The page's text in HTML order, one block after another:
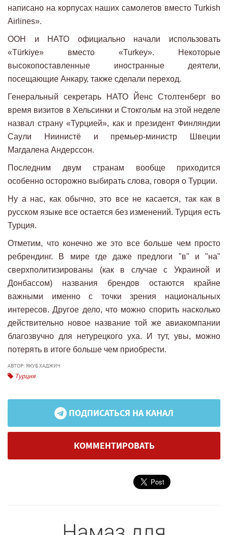
написано на корпусах наших самолетов вместо Turkish
Airlines».
ООН и НАТО официально начали использовать
«Türkiye» вместо «Turkey». Некоторые
высокопоставленные иностранные деятели,
посещающие Анкару, также сделали переход.
Генеральный секретарь НАТО Йенс Столтенберг во
время визитов в Хельсинки и Стокгольм на этой неделе
назвал страну «Турцией», как и президент Финляндии
Саули Ниинистё и премьер-министр Швеции
Магдалена Андерссон.
Последним двум странам вообще приходится
особенно осторожно выбирать слова, говоря о Турции.
Ну а нас, как обычно, это все не касается, так как в
русском языке все остается без изменений. Турция есть
Турция.
Отметим, что конечно же это все больше чем просто
ребрендинг. В мире где даже предлоги "в" и "на"
сверхполитизированы (как в случае с Украиной и
Донбассом) названия брендов остаются крайне
важными именно с точки зрения национальных
интересов. Другое дело, что можно спорить насколько
действительно новое название той же авиакомпании
благозвучно для нетурецкого уха. И тут, увы, можно
потерять в итоге больше чем приобрести.
АВТОР: ЯКУБ ХАДЖИЧ
Турция
ПОДПИСАТЬСЯ НА КАНАЛ
КОММЕНТИРОВАТЬ